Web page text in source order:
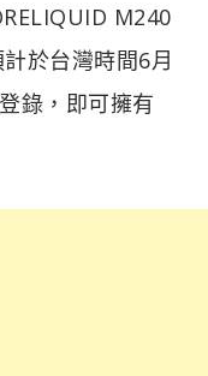
M240
於台灣時間6月
錄，即可擁有